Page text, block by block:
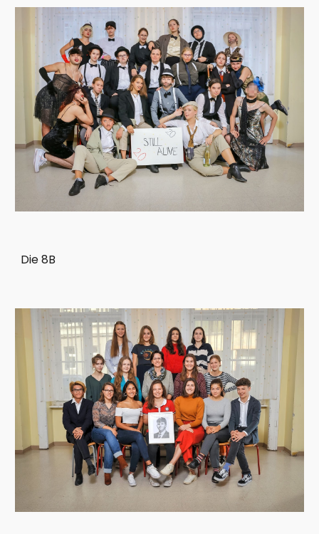
Die 8B